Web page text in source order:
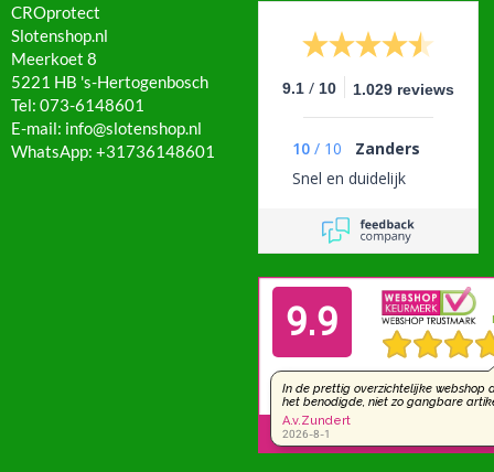
CROprotect
Slotenshop.nl
Meerkoet 8
5221 HB 's-Hertogenbosch
Tel: 073-6148601
E-mail: info@slotenshop.nl
WhatsApp: +31736148601
9.1 / 10 1.029 reviews
10 / 10
Zanders
Snel en duidelijk